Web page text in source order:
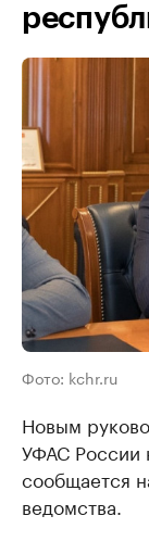
Фото: kchr.ru
Новым
УФАС России
сообщается
ведомства.